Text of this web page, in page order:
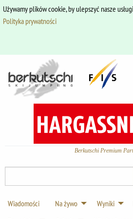
Używamy plików cookie, by ulepszyć nasze
Polityka prywatności
Berkutschi Premium
Wiadomości Na żywo Wyniki